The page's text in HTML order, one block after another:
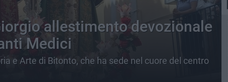
allestimento devozionale
Medici
e Arte di Bitonto, che ha sede nel cuore del centro